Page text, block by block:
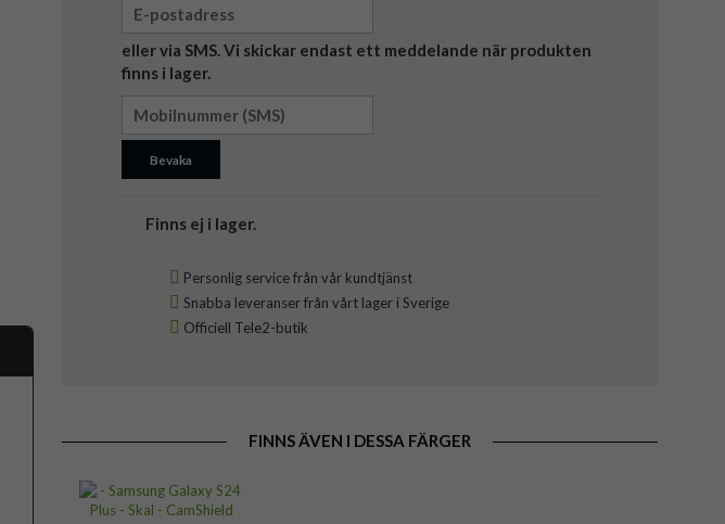
eller via SMS. Vi skickar endast ett meddelande när produkten
finns i lager.
Bevaka
Finns ej i lager.
Personlig service från vår kundtjänst
Snabba leveranser från vårt lager i Sverige
Officiell Tele2-butik
FINNS ÄVEN I DESSA FÄRGER